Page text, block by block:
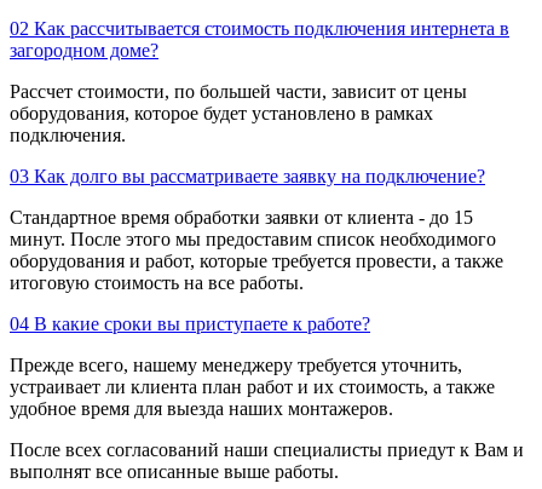
02 Как рассчитывается стоимость подключения интернета в
загородном доме?
Рассчет стоимости, по большей части, зависит от цены
оборудования, которое будет установлено в рамках
подключения.
03 Как долго вы рассматриваете заявку на подключение?
Стандартное время обработки заявки от клиента - до 15
минут. После этого мы предоставим список необходимого
оборудования и работ, которые требуется провести, а также
итоговую стоимость на все работы.
04 В какие сроки вы приступаете к работе?
Прежде всего, нашему менеджеру требуется уточнить,
устраивает ли клиента план работ и их стоимость, а также
удобное время для выезда наших монтажеров.
После всех согласований наши специалисты приедут к Вам и
выполнят все описанные выше работы.